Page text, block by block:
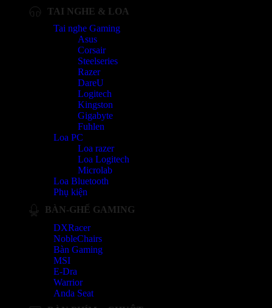
TAI NGHE & LOA
Tai nghe Gaming
Asus
Corsair
Steelseries
Razer
DareU
Logitech
Kingston
Gigabyte
Fuhlen
Loa PC
Loa razer
Loa Logitech
Microlab
Loa Bluetooth
Phụ kiện
BÀN-GHẾ GAMING
DXRacer
NobleChairs
Bàn Gaming
MSI
E-Dra
Warrior
Anda Seat